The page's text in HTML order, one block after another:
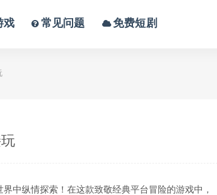
戏 常见问题 免费短剧
中纵情探索！在这款致敬经典平台冒险的游戏中，